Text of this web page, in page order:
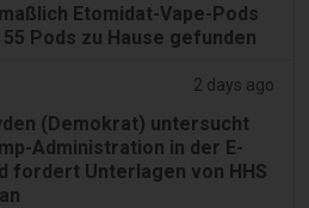
Etomidat-Vape-Pods
Pods zu Hause gefunden
2 days ago
(Demokrat) untersucht
Administration in der E-
fordert Unterlagen von HHS